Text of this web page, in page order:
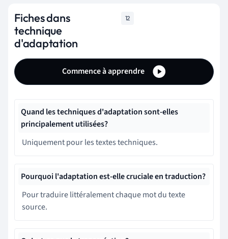
Fiches dans
technique
d'adaptation
12
Commence à apprendre
Quand les techniques d'adaptation sont-elles
principalement utilisées?
Uniquement pour les textes techniques.
Pourquoi l'adaptation est-elle cruciale en traduction?
Pour traduire littéralement chaque mot du texte
source.